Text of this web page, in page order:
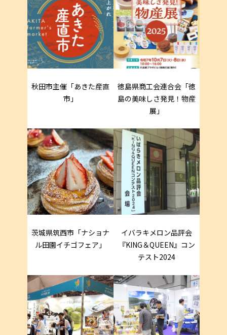
秋田市主催「あきた産直
市」
徳島県商工会連合会「徳
島の美味しさ発見！物産
展」
茨城県筑西市「ナショナ
ル田園イチゴフェア」
イバラキメロン品評会
『KING＆QUEEN』コン
テスト2024